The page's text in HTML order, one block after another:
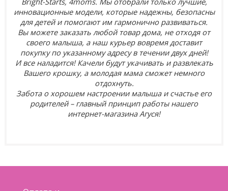
инновационные модели, которые надежны, безопасны
для детей и помогают им гармонично развиваться.
Вы можете заказать любой товар дома, не отходя от
своего малыша, а наш курьер вовремя доставит
покупку по указанному адресу в течении двух дней!
И все наладится! Качели будут укачивать и развлекать
Вашего крошку, а молодая мама сможет немного
отдохнуть.
Забота о хорошем настроении малыша и счастье его
родителей – главный принцип работы нашего
интернет-магазина Агуся!